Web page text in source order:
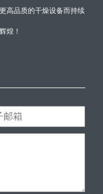
高品质的干燥设备而持续
煌！